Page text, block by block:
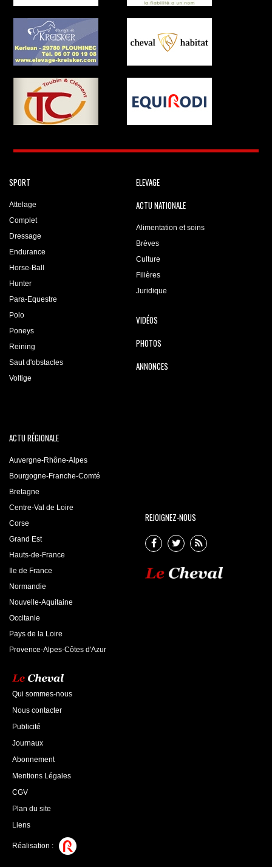
SPORT
Attelage
Complet
Dressage
Endurance
Horse-Ball
Hunter
Para-Equestre
Polo
Poneys
Reining
Saut d'obstacles
Voltige
ELEVAGE
ACTU NATIONALE
Alimentation et soins
Brèves
Culture
Filières
Juridique
VIDÉOS
PHOTOS
ANNONCES
ACTU RÉGIONALE
Auvergne-Rhône-Alpes
Bourgogne-Franche-Comté
Bretagne
Centre-Val de Loire
Corse
Grand Est
Hauts-de-France
Ile de France
Normandie
Nouvelle-Aquitaine
Occitanie
Pays de la Loire
Provence-Alpes-Côtes d'Azur
REJOIGNEZ-NOUS
Qui sommes-nous
Nous contacter
Publicité
Journaux
Abonnement
Mentions Légales
CGV
Plan du site
Liens
Réalisation :